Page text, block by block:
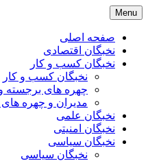
Skip
to
content
Menu
صفحه اصلی
نخبگان اقتصادی
نخبگان کسب و کار
نخبگان کسب و کار
چهره های برجسته
مدیران و چهره های
نخبگان علمی
نخبگان امنیتی
نخبگان سیاسی
نخبگان سیاسی